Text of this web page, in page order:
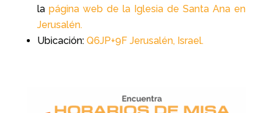
la página web de la Iglesia de Santa Ana en
Jerusalén.
Ubicación: Q6JP+9F Jerusalén, Israel.